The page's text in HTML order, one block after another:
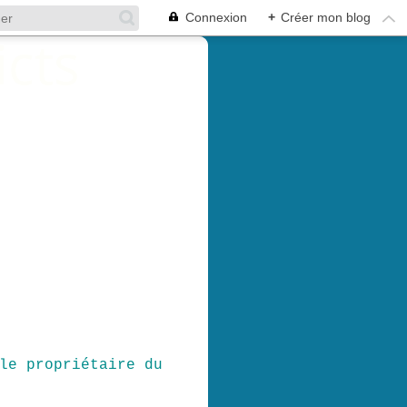
Connexion + Créer mon blog
propriétaire du